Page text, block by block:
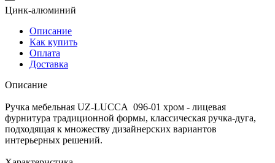
Цинк-алюминий
Описание
Как купить
Оплата
Доставка
Описание
Ручка мебельная UZ-LUCCA 096-01 хром - лицевая
фурнитура традиционной формы, классическая ручка-дуга,
подходящая к множеству дизайнерских вариантов
интерьерных решений.